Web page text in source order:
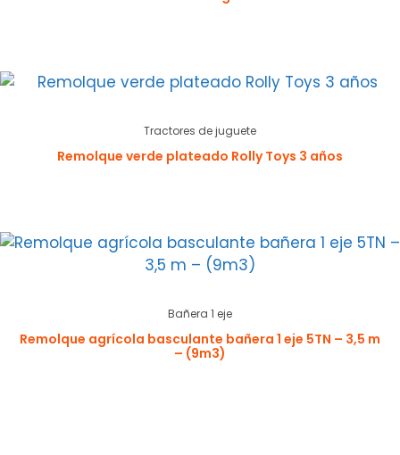
Tractores de juguete
Remolque verde plateado Rolly Toys 3 años
Bañera 1 eje
Remolque agrícola basculante bañera 1 eje 5TN – 3,5 m
– (9m3)